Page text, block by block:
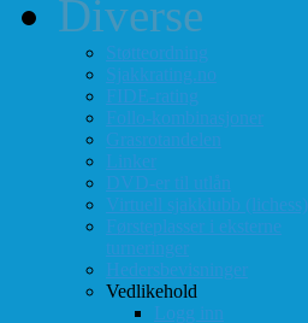
Diverse
Støtteordning
Sjakkrating.no
FIDE-rating
Follo-kombinasjoner
Grasrotandelen
Linker
DVD-er til utlån
Virtuell sjakklubb (lichess)
Førsteplasser i eksterne
turneringer
Hedersbevisninger
Vedlikehold
Logg inn